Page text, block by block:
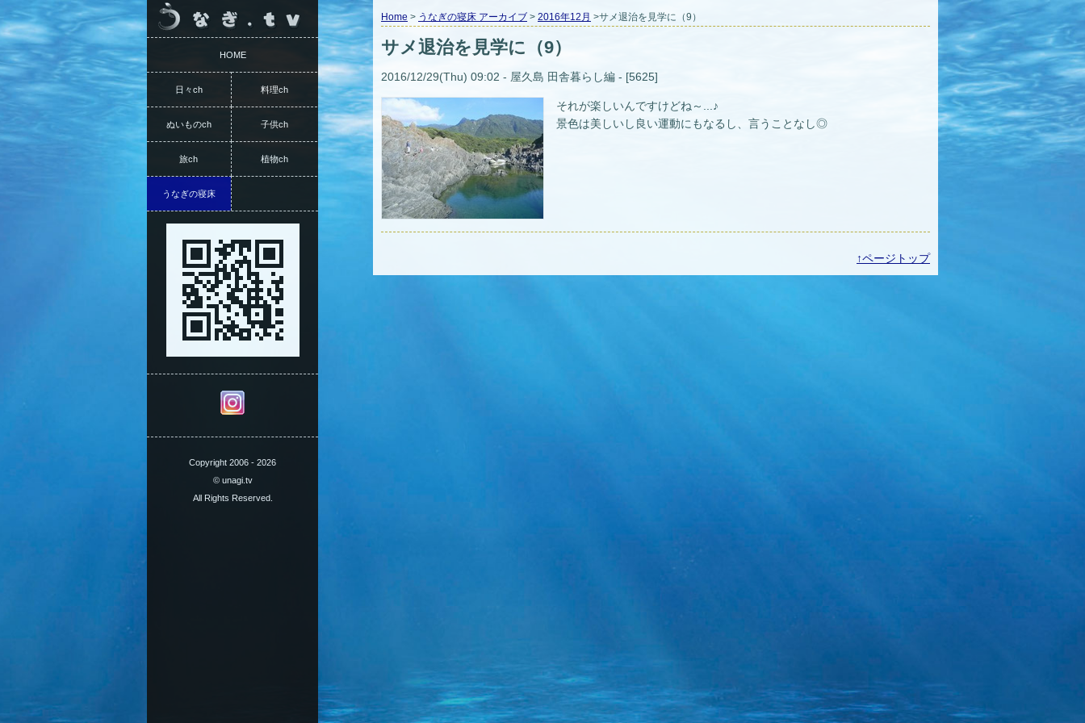
Home > うなぎの寝床 アーカイブ > 2016年12月 >サメ退治を見学に（9）
サメ退治を見学に（9）
2016/12/29(Thu) 09:02 - 屋久島 田舎暮らし編 - [5625]
それが楽しいんですけどね～...♪
景色は美しいし良い運動にもなるし、言うことなし◎
↑ページトップ
HOME
日々ch 料理ch
ぬいものch 子供ch
旅ch 植物ch
うなぎの寝床
Copyright 2006 - 2026
© unagi.tv
All Rights Reserved.